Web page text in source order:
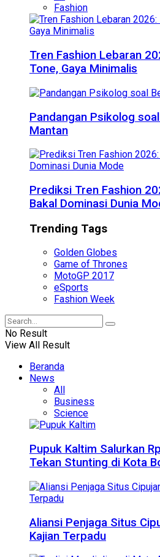
Fashion
Tren Fashion Lebaran
Tone, Gaya Minimalis
Pandangan Psikolog
Mantan
Prediksi Tren Fashion
Bakal Dominasi Dunia
Trending Tags
Golden Globes
Game of Thrones
MotoGP 2017
eSports
Fashion Week
No Result
View All Result
Beranda
News
All
Business
Science
Pupuk Kaltim Salurkan
Tekan Stunting di Kota
Aliansi Penjaga Situs
Kajian Terpadu